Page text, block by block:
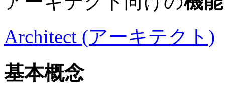
Architect (アーキテクト)
基本概念